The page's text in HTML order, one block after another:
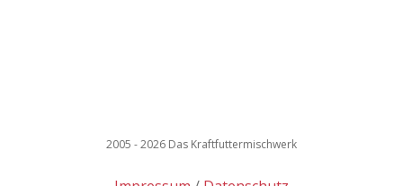
2005 - 2026 Das Kraftfuttermischwerk